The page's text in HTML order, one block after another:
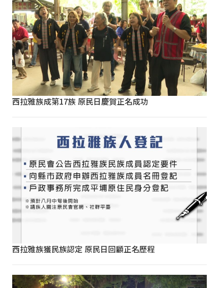
西拉雅族成第17族 原民日慶賀正名成功
西拉雅族獲民族認定 原民日回顧正名歷程